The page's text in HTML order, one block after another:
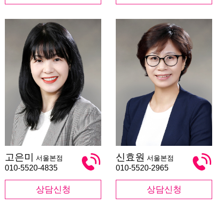
은
미
고은미 서울본점
010-5520-4835
상담신청
효
원
신효원 서울본점
010-5520-2965
상담신청